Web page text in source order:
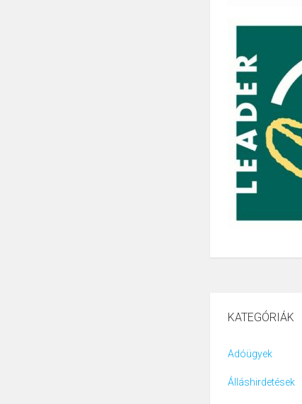
KATEGÓRIÁK
Adóügyek
Álláshirdetések